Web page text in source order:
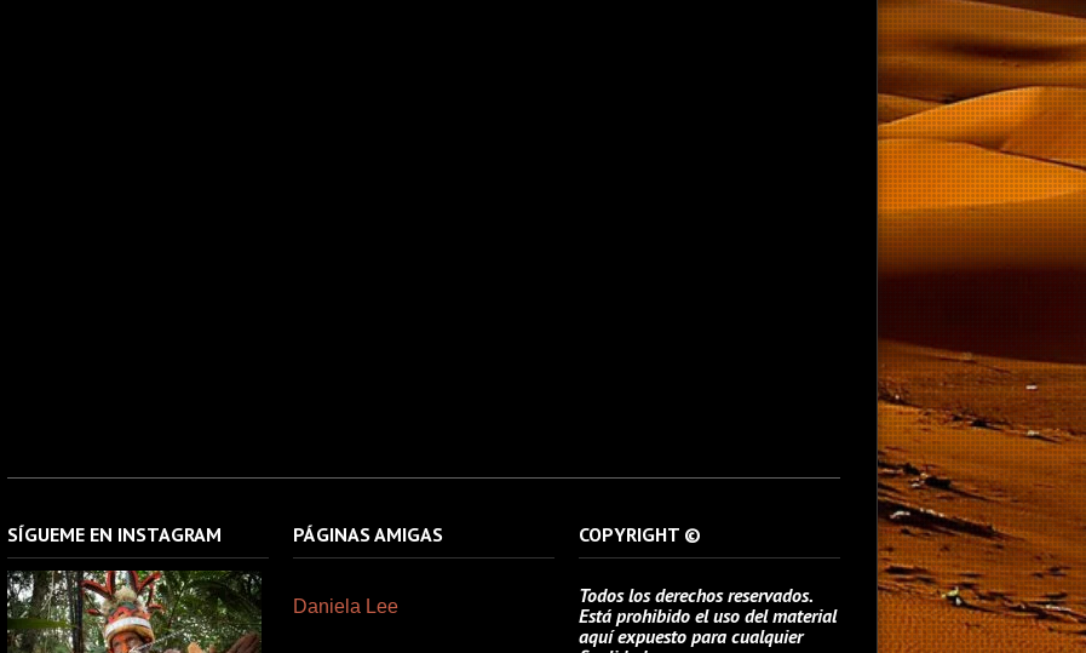
SÍGUEME EN INSTAGRAM PÁGINAS AMIGAS
Daniela Lee
COPYRIGHT ©
Todos los derechos reservados.
Está prohibido el uso del material
aquí expuesto para cualquier